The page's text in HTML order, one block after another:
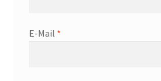
E-Mail *